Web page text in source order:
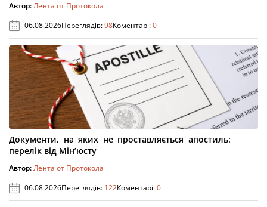
Автор:Лента от Протокола
06.08.2026Переглядів:98Коментарі:0
Документи, на яких не проставляється апостиль:
перелік від Мін’юсту
Автор:Лента от Протокола
06.08.2026Переглядів: 122Коментарі:0